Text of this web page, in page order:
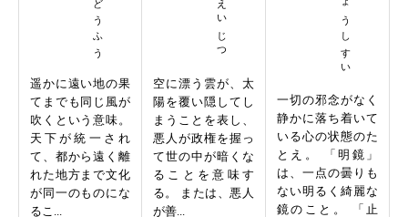
遥かに遠い地の果
てまでも同じ風が
吹くという意味。
天下が統一され
て、都から遠く離
れた地方まで文化
が同一のものにな
るこ...
空に漂う雲が、太
陽を覆い隠してし
まうことを表し、
悪人が政権を握っ
て世の中が暗くな
ることを意味す
る。 または、悪人
が善...
一切の邪念がなく
静かに落ち着いて
いる心の状態のた
とえ。 「明鏡」
は、一点の曇りも
ない明るく綺麗な
鏡のこと。 「止